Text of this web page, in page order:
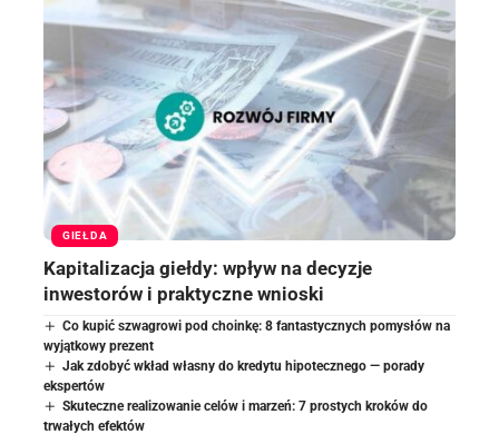
GIEŁDA
Kapitalizacja giełdy: wpływ na decyzje
inwestorów i praktyczne wnioski
Co kupić szwagrowi pod choinkę: 8 fantastycznych pomysłów na
wyjątkowy prezent
Jak zdobyć wkład własny do kredytu hipotecznego — porady
ekspertów
Skuteczne realizowanie celów i marzeń: 7 prostych kroków do
trwałych efektów